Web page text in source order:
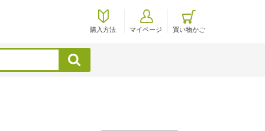
購入方法 マイページ 買い物かご
検索